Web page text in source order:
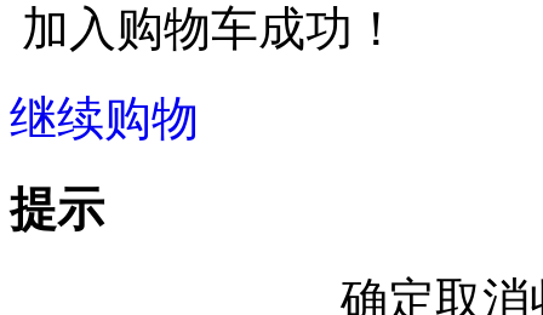
加入购物车成功！
继续购物
提示
确定取